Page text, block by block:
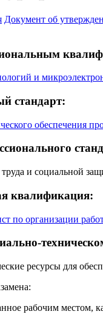
Документ об
и
стандарт:
обеспечения
и социальной
квалификация:
по организации
ресурсы для
рабочим местом,